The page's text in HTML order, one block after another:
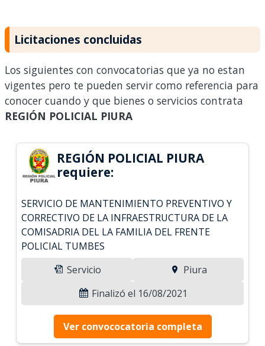
Licitaciones concluidas
Los siguientes con convocatorias que ya no estan
vigentes pero te pueden servir como referencia para
conocer cuando y que bienes o servicios contrata
REGIÓN POLICIAL PIURA
REGIÓN POLICIAL PIURA
requiere:
SERVICIO DE MANTENIMIENTO PREVENTIVO Y
CORRECTIVO DE LA INFRAESTRUCTURA DE LA
COMISADRIA DEL LA FAMILIA DEL FRENTE
POLICIAL TUMBES
Servicio
Piura
Finalizó el 16/08/2021
Ver convococatoria completa